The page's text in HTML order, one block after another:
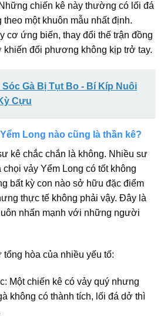
chiến kê này thường có lối đá
theo một khuôn mẫu nhất định.
cơ ứng biến, thay đổi thế trận đồng
khiến đối phương không kịp trở tay.
Sóc Gà Bị Tụt Bo - Bí Kíp Nuôi
Cựu
Long nào cũng là thần kê?
kê chắc chắn là không. Nhiều sư
vảy Yểm Long có tốt không
bất kỳ con nào sở hữu đặc điểm
thực tế không phải vậy. Đây là
nhấn mạnh với những người
hòa của nhiều yếu tố:
Một chiến kê có vảy quý nhưng
không có thành tích, lối đá dở thì